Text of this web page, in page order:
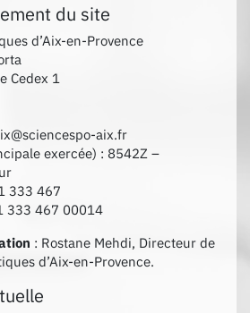
du site
d’Aix-en-Provence
Cedex 1
aix.fr
exercée) : 8542Z –
333 467
333 467 00014
: Rostane Mehdi, Directeur de
d’Aix-en-Provence.